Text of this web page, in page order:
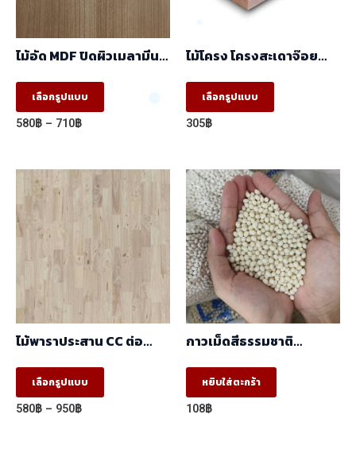
ไม้อัด MDF ปิดผิวเมลามีน
12/2050-14 ผิวเสี้ยน สี
ลายไม้ 2 หน้า (1.22×2.44)
เลือกรูปแบบ
This
product
variants.
The
options
be
chosen
on
580฿ – 710฿Price
through
ไม้โครง โครงสะเดาจ๊อย
มัด(มัด10ท่อน)
เลือกรูปแบบ
This
product
variants.
The
options
may
be
chosen
on
the
305฿
ไม้พาราประสาน CC ต่อ
2.44m)
เลือกรูปแบบ
This
product
580฿ – 950฿Price
กาวเม็ดสีธรรมชาติ
หยิบใส่ตะกร้า
108฿